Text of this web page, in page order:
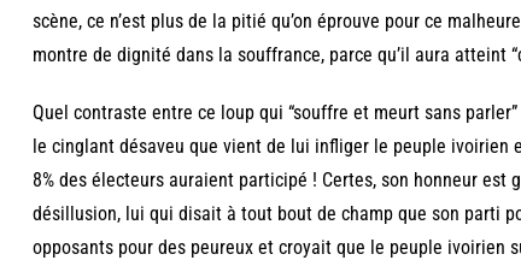
scène, ce n’est plus de la pitié qu’on éprouve pour ce
montre de dignité dans la souffrance, parce qu’il aura atteint
Quel contraste entre ce loup qui “souffre et meurt sans
le cinglant désaveu que vient de lui infliger le peuple
8% des électeurs auraient participé ! Certes, son honneur
désillusion, lui qui disait à tout bout de champ que son parti
opposants pour des peureux et croyait que le peuple ivoirien